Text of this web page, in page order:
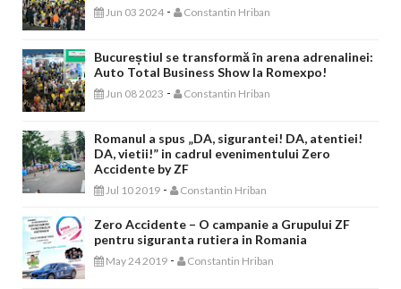
Jun 03 2024 - Constantin Hriban
Bucureștiul se transformă în arena adrenalinei:
Auto Total Business Show la Romexpo!
Jun 08 2023 - Constantin Hriban
Romanul a spus „DA, sigurantei! DA, atentiei!
DA, vietii!” in cadrul evenimentului Zero
Accidente by ZF
Jul 10 2019 - Constantin Hriban
Zero Accidente – O campanie a Grupului ZF
pentru siguranta rutiera in Romania
May 24 2019 - Constantin Hriban